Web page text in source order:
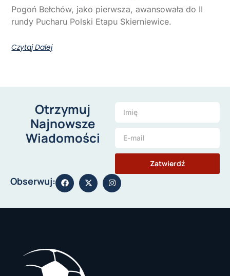
Pogoń Bełchów, jako pierwsza, awansowała do II
rundy Pucharu Polski Etapu Skierniewice.
Czytaj Dalej
Otrzymuj
Najnowsze
Wiadomości
Zatwierdź
Obserwuj: